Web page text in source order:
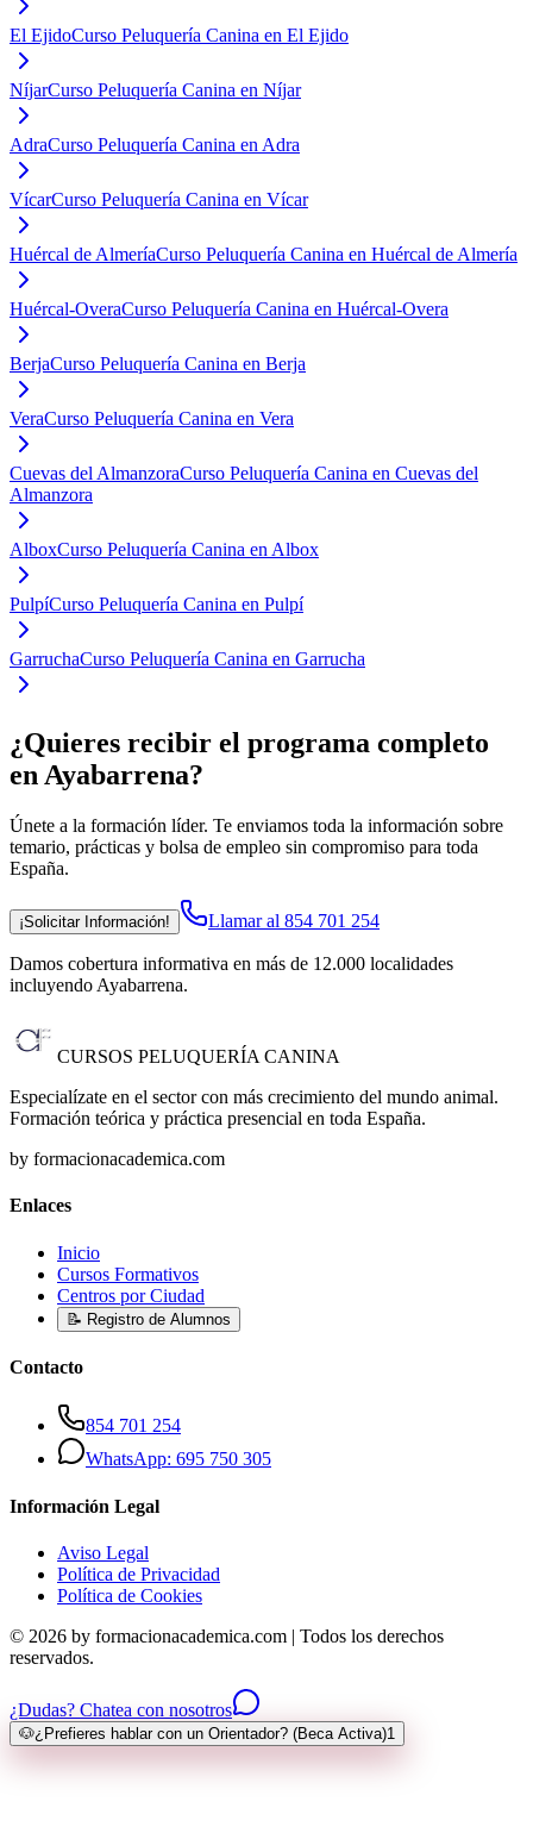
El EjidoCurso Peluquería Canina en El Ejido
NíjarCurso Peluquería Canina en Níjar
AdraCurso Peluquería Canina en Adra
VícarCurso Peluquería Canina en Vícar
Huércal de AlmeríaCurso Peluquería Canina en Huércal de Almería
Huércal-OveraCurso Peluquería Canina en Huércal-Overa
BerjaCurso Peluquería Canina en Berja
VeraCurso Peluquería Canina en Vera
Cuevas del AlmanzoraCurso Peluquería Canina en Cuevas del
Almanzora
AlboxCurso Peluquería Canina en Albox
PulpíCurso Peluquería Canina en Pulpí
GarruchaCurso Peluquería Canina en Garrucha
¿Quieres recibir el programa completo
en Ayabarrena?
Únete a la formación líder. Te enviamos toda la información sobre
temario, prácticas y bolsa de empleo sin compromiso para toda
España.
¡Solicitar Información! Llamar al 854 701 254
Damos cobertura informativa en más de 12.000 localidades
incluyendo Ayabarrena.
CURSOS PELUQUERÍA CANINA
Especialízate en el sector con más crecimiento del mundo animal.
Formación teórica y práctica presencial en toda España.
by formacionacademica.com
Enlaces
Inicio
Cursos Formativos
Centros por Ciudad
📝 Registro de Alumnos
Contacto
854 701 254
WhatsApp: 695 750 305
Información Legal
Aviso Legal
Política de Privacidad
Política de Cookies
© 2026 by formacionacademica.com | Todos los derechos
reservados.
¿Dudas? Chatea con nosotros
🐶¿Prefieres hablar con un Orientador? (Beca Activa)1